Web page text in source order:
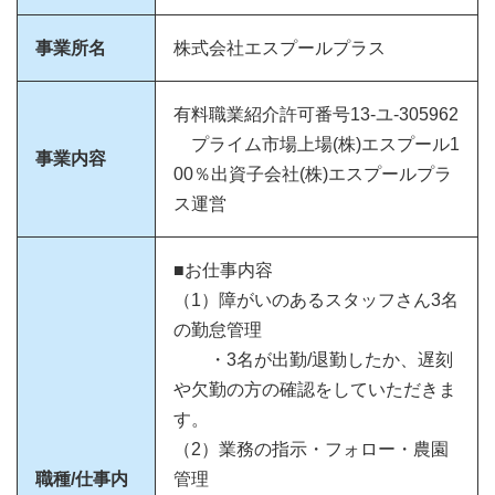
事業所名 株式会社エスプールプラス
事業内容
有料職業紹介許可番号13-ユ-305962
プライム市場上場(株)エスプール1
00％出資子会社(株)エスプールプラ
ス運営
職種/仕事内
■お仕事内容
（1）障がいのあるスタッフさん3名
の勤怠管理
・3名が出勤/退勤したか、遅刻
や欠勤の方の確認をしていただきま
す。
（2）業務の指示・フォロー・農園
管理